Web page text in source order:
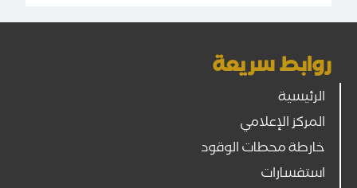
روابط سريعة
الرئيسية
المركز الإعلامي
خارطة محطات الوقود
استفسارات